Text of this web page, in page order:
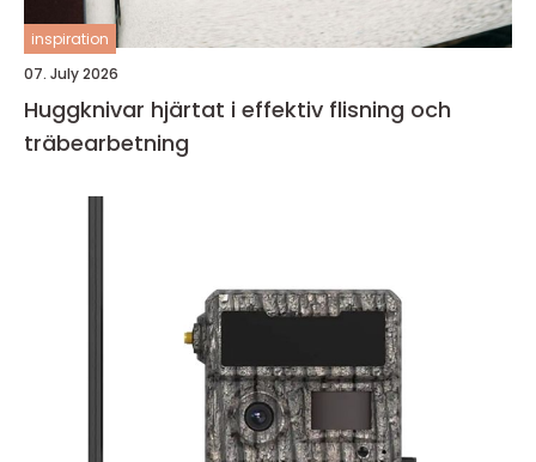
inspiration
07. July 2026
Huggknivar hjärtat i effektiv flisning och
träbearbetning